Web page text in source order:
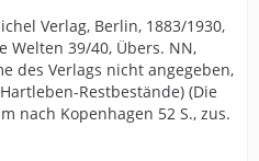
Verlag, Berlin, 1883/1930,
Welten 39/40, Übers. NN,
des Verlags nicht angegeben,
Restbestände) (Die
nach Kopenhagen 52 S., zus.